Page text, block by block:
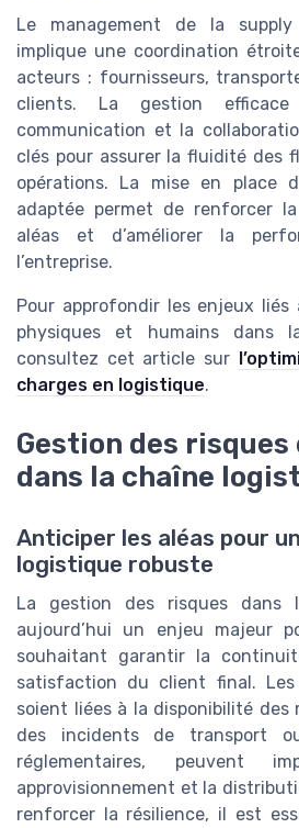
Le management de la
implique une coordination
acteurs : fournisseurs,
clients. La gestion
communication et la
clés pour assurer la fluidité des
opérations. La mise en place
adaptée permet de renforcer
aléas et d’améliorer la
l’entreprise.
Pour approfondir les enjeux
physiques et humains dans
consultez cet article sur
charges en logistique.
Gestion des
dans la chaîne
Anticiper les aléas pour
logistique robuste
La gestion des risques dans
aujourd’hui un enjeu majeur
souhaitant garantir la
satisfaction du client final. Les
soient liées à la disponibilité des
des incidents de transport
réglementaires, peuvent
approvisionnement et la
renforcer la résilience, il est